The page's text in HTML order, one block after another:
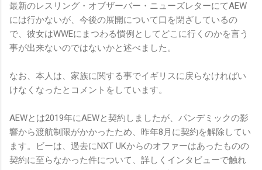
最新のレスリング・オブザーバー・ニューズレターにてAEW
には行かないが、今後の展開について口を閉ざしているの
で、彼女はWWEにまつわる慣例としてどこに行くのかを言う
事が出来ないのではないかと述べました。
なお、本人は、家族に関する事でイギリスに戻らなければい
けなくなったとコメントをしています。
AEWとは2019年にAEWと契約しましたが、パンデミックの影
響から渡航制限がかかったため、昨年8月に契約を解除してい
ます。ビーは、過去にNXT UKからのオファーはあったものの
契約に至らなかった件について、詳しくインタビューで触れ